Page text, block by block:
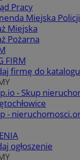
Pracy
Miejska Policji
Miejska
Pożarna
FIRM
firmę do katalogu
- Skup
-
ogłoszenie